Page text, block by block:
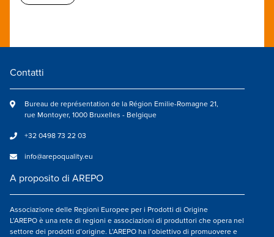
Contatti
Bureau de représentation de la Région Emilie-Romagne 21,
rue Montoyer, 1000 Bruxelles - Belgique
+32 0498 73 22 03
info@arepoquality.eu
A proposito di AREPO
Associazione delle Regioni Europee per i Prodotti di Origine
L’AREPO è una rete di regioni e associazioni di produttori che opera nel
settore dei prodotti d’origine. L’AREPO ha l’obiettivo di promuovere e